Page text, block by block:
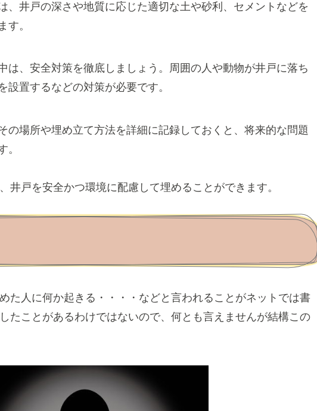
、井戸の深さや地質に応じた適切な土や砂利、セメントなどを
す。
は、安全対策を徹底しましょう。周囲の人や動物が井戸に落ち
設置するなどの対策が必要です。
の場所や埋め立て方法を詳細に記録しておくと、将来的な問題
。
井戸を安全かつ環境に配慮して埋めることができます。
た人に何か起きる・・・・などと言われることがネットでは書
たことがあるわけではないので、何とも言えませんが結構この